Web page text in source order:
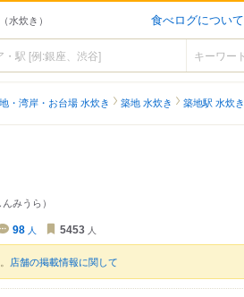
水炊き） 食べログについて
・湾岸・お台場 水炊き 築地 水炊き 築地駅 水炊き
んみうら）
98 人 5453 人
店舗の掲載情報に関して